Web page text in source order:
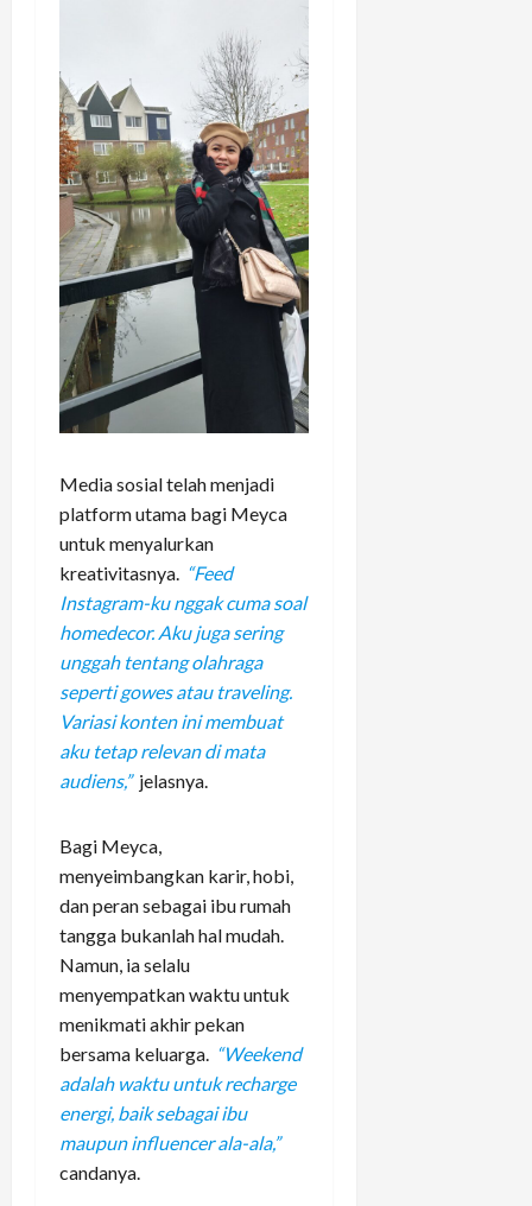
Media sosial telah menjadi
platform utama bagi Meyca
untuk menyalurkan
kreativitasnya. “Feed
Instagram-ku nggak cuma soal
homedecor. Aku juga sering
unggah tentang olahraga
seperti gowes atau traveling.
Variasi konten ini membuat
aku tetap relevan di mata
audiens,” jelasnya.
Bagi Meyca,
menyeimbangkan karir, hobi,
dan peran sebagai ibu rumah
tangga bukanlah hal mudah.
Namun, ia selalu
menyempatkan waktu untuk
menikmati akhir pekan
bersama keluarga. “Weekend
adalah waktu untuk recharge
energi, baik sebagai ibu
maupun influencer ala-ala,”
candanya.